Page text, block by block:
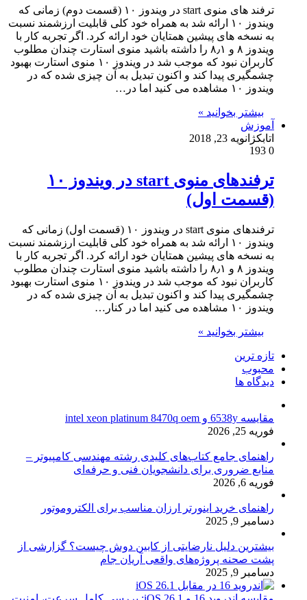
ترفند های منوی start در ویندوز ۱۰ (قسمت دوم) زمانی که
ویندوز ۱۰ ارائه شد به همراه خود کلی قابلیت ارزشمند نسبت
به نسخه های پیشین همتایان خود ارائه کرد. اگر تجربه کار با
ویندوز ۸ و ۸٫۱ را داشته باشید منوی استارت چندان مطلوب
کاربران نبود که موجب شد در ویندوز ۱۰ منوی استارت بهبود
چشمگیری پیدا کند و اکنون تبدیل به آن چیزی شده که در
ویندوز ۱۰ مشاهده می کنید اما در…
بیشتر بخوانید »
آموزش
اتابکژانویه 23, 2018
0
ترفندهای منوی start در ویندوز ۱۰
(قسمت اول)
ترفندهای منوی start در ویندوز ۱۰ (قسمت اول) زمانی که
ویندوز ۱۰ ارائه شد به همراه خود کلی قابلیت ارزشمند نسبت
به نسخه های پیشین همتایان خود ارائه کرد. اگر تجربه کار با
ویندوز ۸ و ۸٫۱ را داشته باشید منوی استارت چندان مطلوب
کاربران نبود که موجب شد در ویندوز ۱۰ منوی استارت بهبود
چشمگیری پیدا کند و اکنون تبدیل به آن چیزی شده که در
ویندوز ۱۰ مشاهده می کنید اما در کنار…
بیشتر بخوانید »
تازه ترین
محبوب
دیدگاه ها
مقایسه 6538y و intel xeon platinum 8470q oem
فوریه 25, 2026
راهنمای جامع کتاب‌های کلیدی رشته مهندسی کامپیوتر –
منابع ضروری برای دانشجویان فنی و حرفه‌ای
فوریه 6, 2026
راهنمای خرید اینورتر ارزان مناسب برای الکتروموتور
دسامبر 9, 2025
بیشترین دلیل نارضایتی از کابین دوش چیست؟ گزارشی از
پشت صحنه پروژه‌های واقعی آریان جام
دسامبر 9, 2025